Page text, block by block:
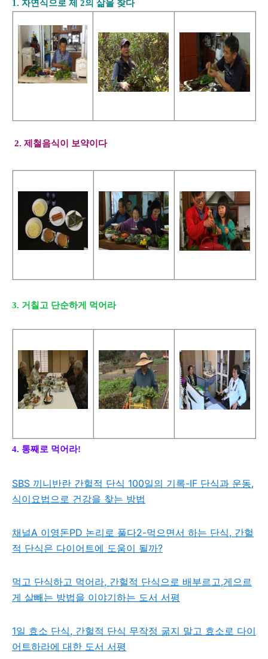
1. 자연식으로 제 2의 삶을 찾다
2. 제철음식이 보약이다
3. 거칠고 단순하게 먹어라
4. 통째로 먹어라!
SBS 끼니반란 간헐적 단식 100일의 기록-IF 단식과 운동,
식이요법으로 건강을 찾는 방법
채널A 이영돈PD 논리로 풀다2-먹으면서 하는 단식, 간헐
적 단식은 다이어트에 도움이 될까?
먹고 단식하고 먹어라, 간헐적 단식으로 배부르고,게으르
게 살빼는 방법을 이야기하는 도서 서평
1일 효소 단식, 간헐적 단식 무작정 굶지 말고 효소로 다이
어트하라에 대한 도서 서평